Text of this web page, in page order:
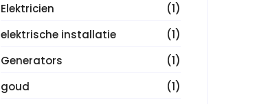
Elektricien
(1)
elektrische installatie
(1)
Generators
(1)
goud
(1)